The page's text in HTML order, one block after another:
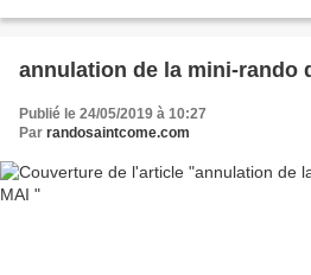
annulation de la mini-rando
Publié le 24/05/2019 à 10:27
Par randosaintcome.com